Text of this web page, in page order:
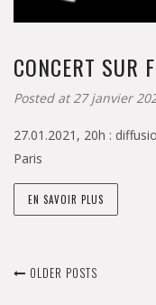
CONCERT SUR
Posted at 27 janvier
27.01.2021, 20h :
Paris
EN SAVOIR PLUS
OLDER POSTS